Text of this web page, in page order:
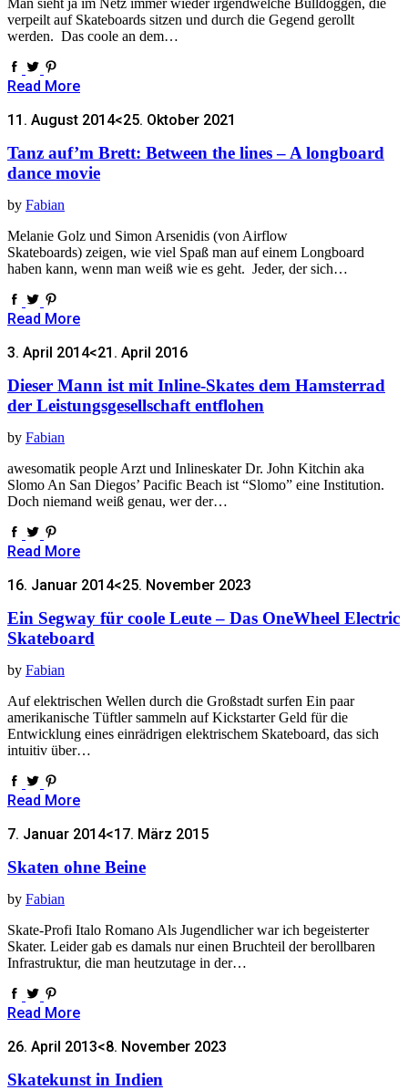
Man sieht ja im Netz immer wieder irgendwelche Bulldoggen, die
verpeilt auf Skateboards sitzen und durch die Gegend gerollt
werden. Das coole an dem…
Read More
11. August 2014<25. Oktober 2021
Tanz auf’m Brett: Between the lines – A longboard
dance movie
by Fabian
Melanie Golz und Simon Arsenidis (von Airflow
Skateboards) zeigen, wie viel Spaß man auf einem Longboard
haben kann, wenn man weiß wie es geht. Jeder, der sich…
Read More
3. April 2014<21. April 2016
Dieser Mann ist mit Inline-Skates dem Hamsterrad
der Leistungsgesellschaft entflohen
by Fabian
awesomatik people Arzt und Inlineskater Dr. John Kitchin aka
Slomo An San Diegos’ Pacific Beach ist “Slomo” eine Institution.
Doch niemand weiß genau, wer der…
Read More
16. Januar 2014<25. November 2023
Ein Segway für coole Leute – Das OneWheel Electric
Skateboard
by Fabian
Auf elektrischen Wellen durch die Großstadt surfen Ein paar
amerikanische Tüftler sammeln auf Kickstarter Geld für die
Entwicklung eines einrädrigen elektrischem Skateboard, das sich
intuitiv über…
Read More
7. Januar 2014<17. März 2015
Skaten ohne Beine
by Fabian
Skate-Profi Italo Romano Als Jugendlicher war ich begeisterter
Skater. Leider gab es damals nur einen Bruchteil der berollbaren
Infrastruktur, die man heutzutage in der…
Read More
26. April 2013<8. November 2023
Skatekunst in Indien